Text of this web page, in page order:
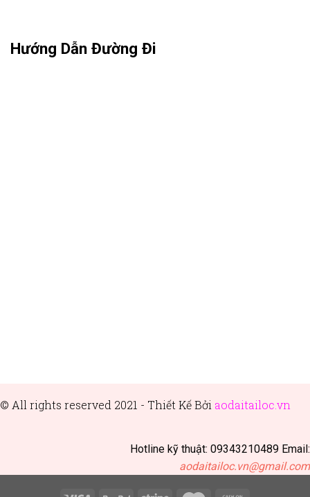
Hướng Dẫn Đường Đi
© All rights reserved 2021 - Thiết Kế Bởi aodaitailoc.vn
Hotline kỹ thuật: 09343210489 Email:
aodaitailoc.vn@gmail.com